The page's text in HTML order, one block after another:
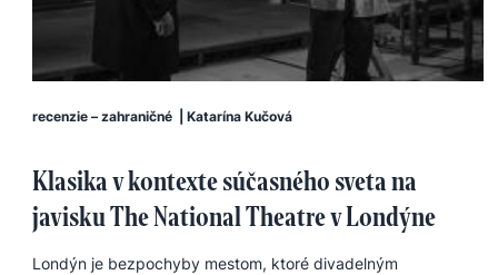
recenzie – zahraničné Katarína Kučová
Klasika v kontexte súčasného sveta na
javisku The National Theatre v Londýne
Londýn je bezpochyby mestom, ktoré divadelným